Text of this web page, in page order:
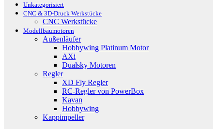
Unkategorisiert
CNC & 3D-Druck Werkstücke
CNC Werkstücke
Modellbaumotoren
Außenläufer
Hobbywing Platinum Motor
AXi
Dualsky Motoren
Regler
XD Fly Regler
RC-Regler von PowerBox
Kavan
Hobbywing
Kappimpeller